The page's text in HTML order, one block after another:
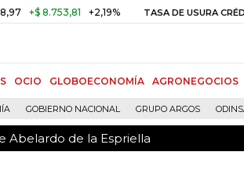
8.753,81 +2,19% TASA DE USURA CRÉDITO
OCIO GLOBOECONOMÍA AGRONEGOCIOS
GOBIERNO NACIONAL GRUPO ARGOS
Abelardo de la Espriella
Abelardo de la Espriella